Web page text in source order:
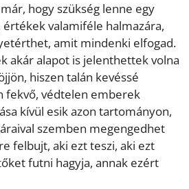
hogy szükség lenne egy
valamiféle halmazára,
amit mindenki elfogad.
akár alapot is jelenthettek volna
hiszen talán kevéssé
fekvő, védtelen emberek
kívül esik azon tartományon,
szemben megengedhet
felbujt, aki ezt teszi, aki ezt
futni hagyja, annak ezért